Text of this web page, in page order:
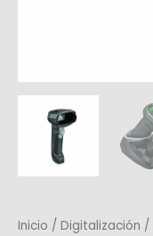
Inicio / Digitalización /